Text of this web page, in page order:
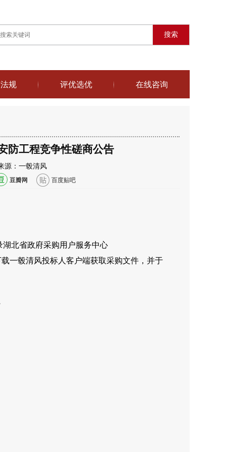
搜索
规 评优选优 在线咨询
防工程竞争性磋商公告
源：一毂清风
豆瓣网 百度贴吧
湖北省政府采购用户服务中心
载一毂清风投标人客户端获取采购文件，并于